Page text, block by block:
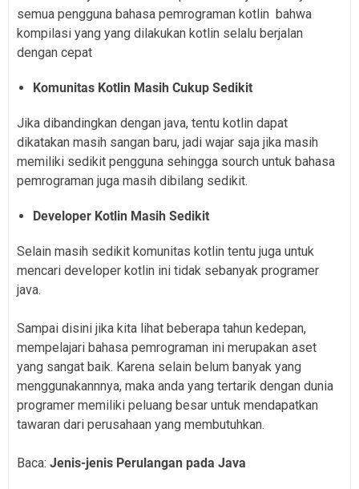
semua pengguna bahasa pemrograman kotlin bahwa
kompilasi yang yang dilakukan kotlin selalu berjalan
dengan cepat
Komunitas Kotlin Masih Cukup Sedikit
Jika dibandingkan dengan java, tentu kotlin dapat
dikatakan masih sangan baru, jadi wajar saja jika masih
memiliki sedikit pengguna sehingga sourch untuk bahasa
pemrograman juga masih dibilang sedikit.
Developer Kotlin Masih Sedikit
Selain masih sedikit komunitas kotlin tentu juga untuk
mencari developer kotlin ini tidak sebanyak programer
java.
Sampai disini jika kita lihat beberapa tahun kedepan,
mempelajari bahasa pemrograman ini merupakan aset
yang sangat baik. Karena selain belum banyak yang
menggunakannnya, maka anda yang tertarik dengan dunia
programer memiliki peluang besar untuk mendapatkan
tawaran dari perusahaan yang membutuhkan.
Baca: Jenis-jenis Perulangan pada Java